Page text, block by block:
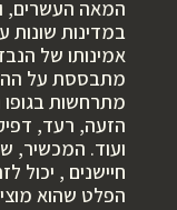
המאה העשרים,
במדינות
אמינותו של
מתבססת על
מתרחשות בגופו
הזעה, רעד,
ועוד. המכשיר,
חיישנים , יכול
הפלט שהוא